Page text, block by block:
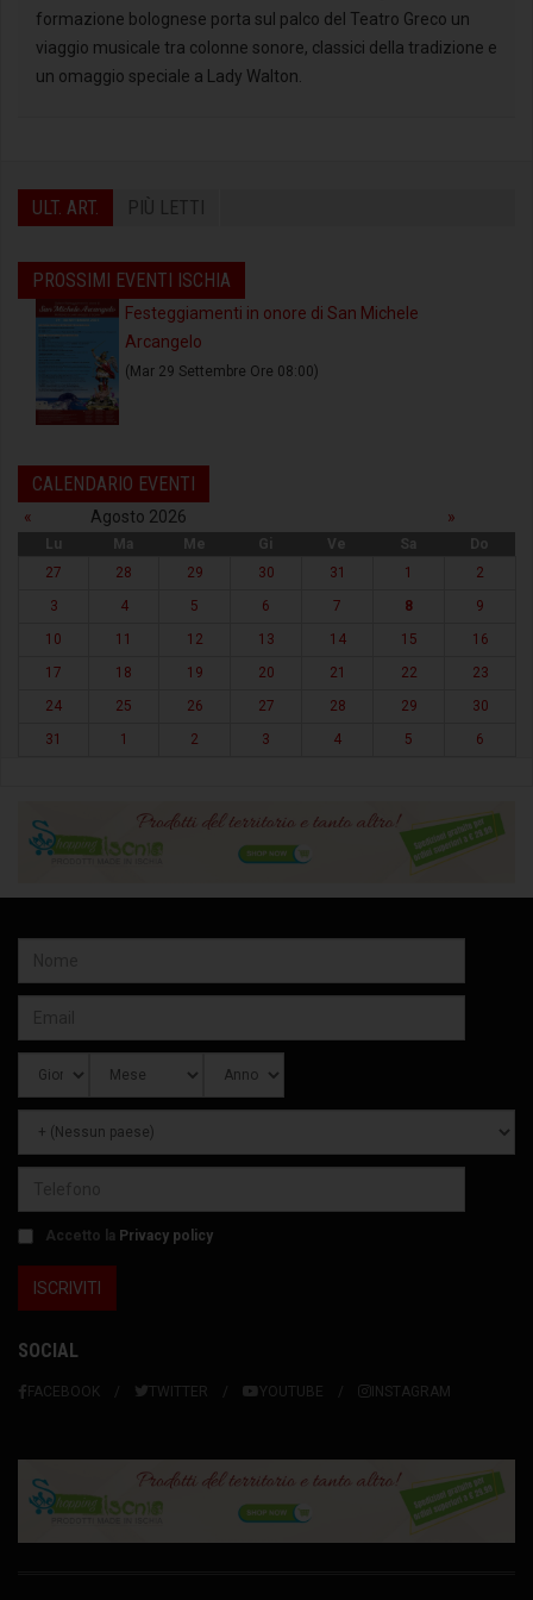
formazione bolognese porta sul palco del Teatro Greco un
viaggio musicale tra colonne sonore, classici della tradizione e
un omaggio speciale a Lady Walton.
ULT. ART. PIÙ LETTI
PROSSIMI EVENTI ISCHIA
Festeggiamenti in onore di San Michele
Arcangelo
(Mar 29 Settembre Ore 08:00)
CALENDARIO EVENTI
« Agosto 2026 »
Lu Ma Me Gi Ve Sa
Do
27
28 29 30 31 1
2
3
4 5 6 7 8
9
10
11 12 13 14 15
16
17
18 19 20 21 22
23
24
25 26 27 28 29
30
31
1 2 3 4 5 6
Accetto la Privacy policy
SOCIAL
FACEBOOK TWITTER YOUTUBE INSTAGRAM